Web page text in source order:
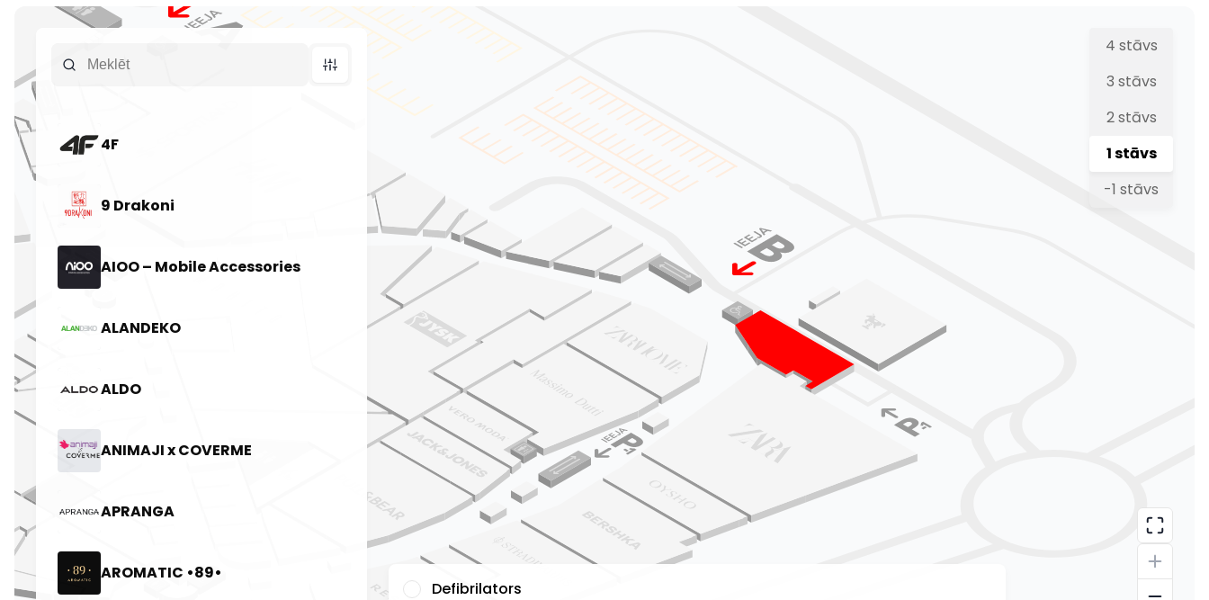
Defibrilators